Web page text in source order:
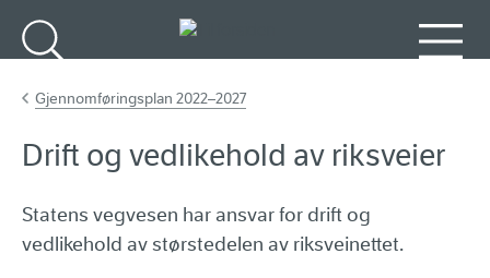
Gjennomføringsplan 2022–2027
Drift og vedlikehold av riksveier
Statens vegvesen har ansvar for drift og
vedlikehold av størstedelen av riksveinettet.